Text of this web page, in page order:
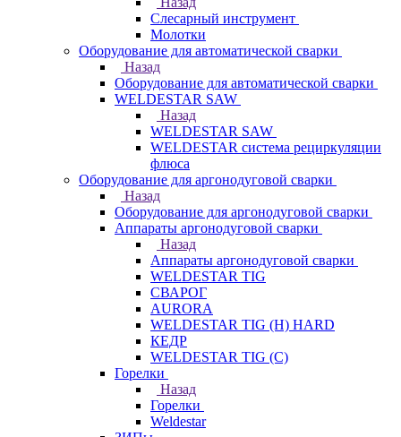
Слесарный инструмент
Молотки
Оборудование для автоматической сварки
Назад
Оборудование для автоматической сварки
WELDESTAR SAW
Назад
WELDESTAR SAW
WELDESTAR система рециркуляции
флюса
Оборудование для аргонодуговой сварки
Назад
Оборудование для аргонодуговой сварки
Аппараты аргонодуговой сварки
Назад
Аппараты аргонодуговой сварки
WELDESTAR TIG
СВАРОГ
AURORA
WELDESTAR TIG (H) HARD
КЕДР
WELDESTAR TIG (С)
Горелки
Назад
Горелки
Weldestar